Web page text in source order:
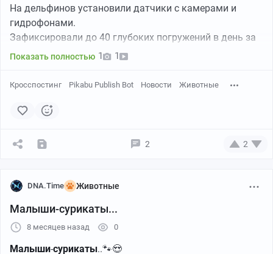
На дельфинов установили датчики с камерами и
гидрофонами.
Зафиксировали до 40 глубоких погружений в день за
добычей.
Одна особь съедает ~73 000 кальмаров в год.
~416 млн головоногих моллюсков ежегодно!
Experimental Biology. DOI: 10.1242/jeb.249821.
#новости #животные #млекопитающие
Показать полностью 1 1
Кросспостинг Pikabu Publish Bot Новости Животные
2 2
DNA.Time Животные
Малыши-сурикаты...
8 месяцев назад 0
Малыши-сурикаты..🐾😍